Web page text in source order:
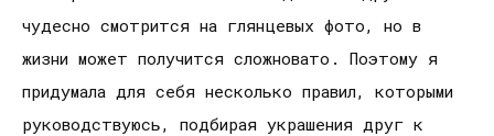
чудесно смотрится на глянцевых фото, но в
жизни может получится сложновато. Поэтому я
придумала для себя несколько правил, которыми
руководствуюсь, подбирая украшения друг к